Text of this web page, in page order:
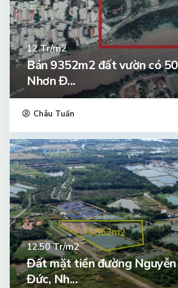
12Tr/m2
Bán 9352m2 đất vườn có
Nhơn Đ...
Châu Tuấn
12.50Tr/m2
Đất mặt tiền đường Nguyễn
Đức, Nh...